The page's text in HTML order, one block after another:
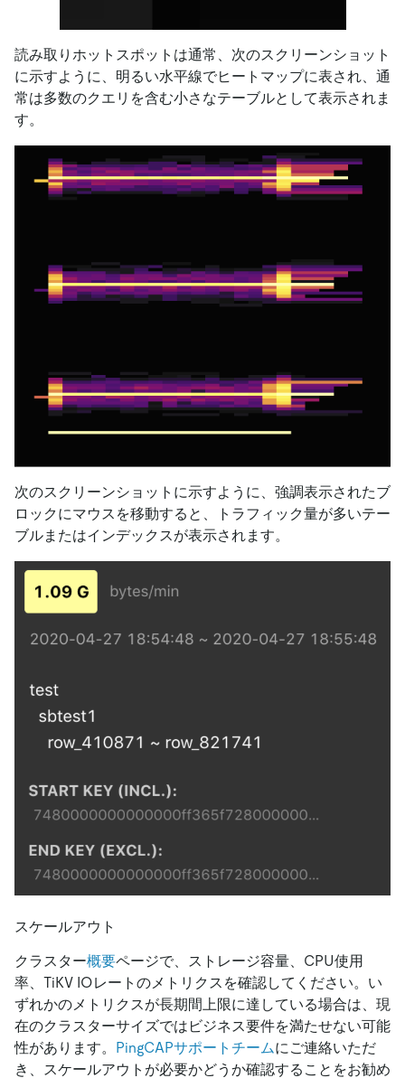
読み取りホットスポットは通常、次のスクリーンショット
に示すように、明るい水平線でヒートマップに表され、通
常は多数のクエリを含む小さなテーブルとして表示されま
す。
次のスクリーンショットに示すように、強調表示されたブ
ロックにマウスを移動すると、トラフィック量が多いテー
ブルまたはインデックスが表示されます。
スケールアウト
クラスター概要ページで、ストレージ容量、CPU使用
率、TiKV IOレートのメトリクスを確認してください。い
ずれかのメトリクスが長期間上限に達している場合は、現
在のクラスターサイズではビジネス要件を満たせない可能
性があります。
PingCAPサポートチームにご連絡いただ
き、スケールアウトが必要かどうか確認することをお勧め